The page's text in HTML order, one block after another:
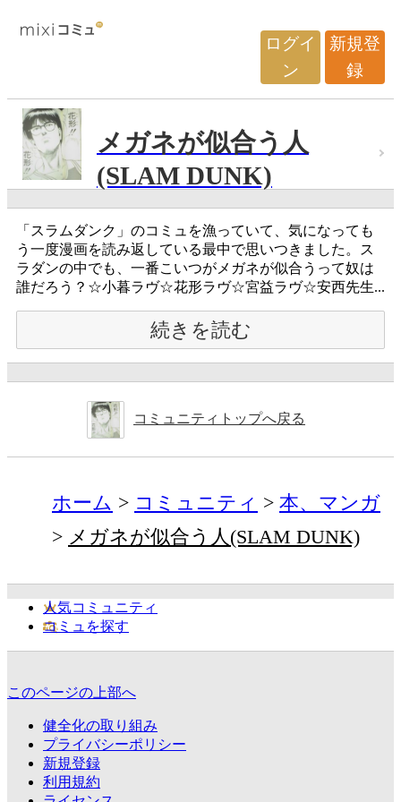
ログイ
ン
新規登
録
メガネが似合う人
(SLAM DUNK)
「スラムダンク」のコミュを漁っていて、気になっても
う一度漫画を読み返している最中で思いつきました。ス
ラダンの中でも、一番こいつがメガネが似合うって奴は
誰だろう？☆小暮ラヴ☆花形ラヴ☆宮益ラヴ☆安西先生...
続きを読む
コミュニティトップへ戻る
ホーム コミュニティ
本、マンガ
メガネが似合う人(SLAM DUNK)
人気コミュニティ
コミュを探す
このページの上部へ
健全化の取り組み
プライバシーポリシー
新規登録
利用規約